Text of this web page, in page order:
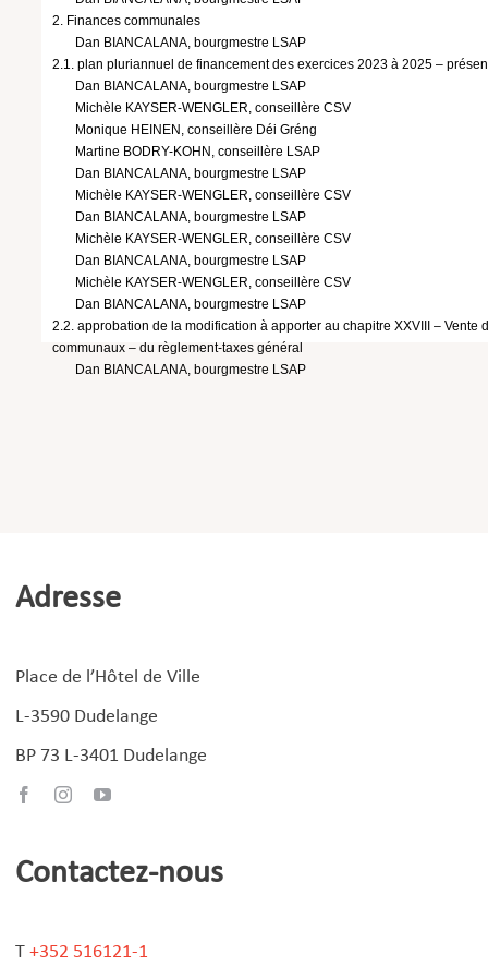
Adresse
Place de l’Hôtel de Ville
L-3590 Dudelange
BP 73 L-3401 Dudelange
Contactez-nous
T +352 516121-1